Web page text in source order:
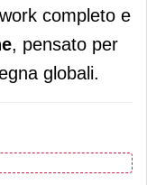
completo e
, pensato per
globali.